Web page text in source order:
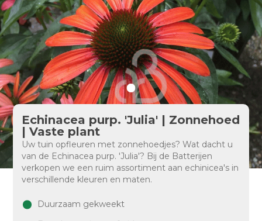
Echinacea purp. 'Julia' | Zonnehoed
| Vaste plant
Uw tuin opfleuren met zonnehoedjes? Wat dacht u
van de Echinacea purp. 'Julia'? Bij de Batterijen
verkopen we een ruim assortiment aan echinicea's in
verschillende kleuren en maten.
Duurzaam gekweekt